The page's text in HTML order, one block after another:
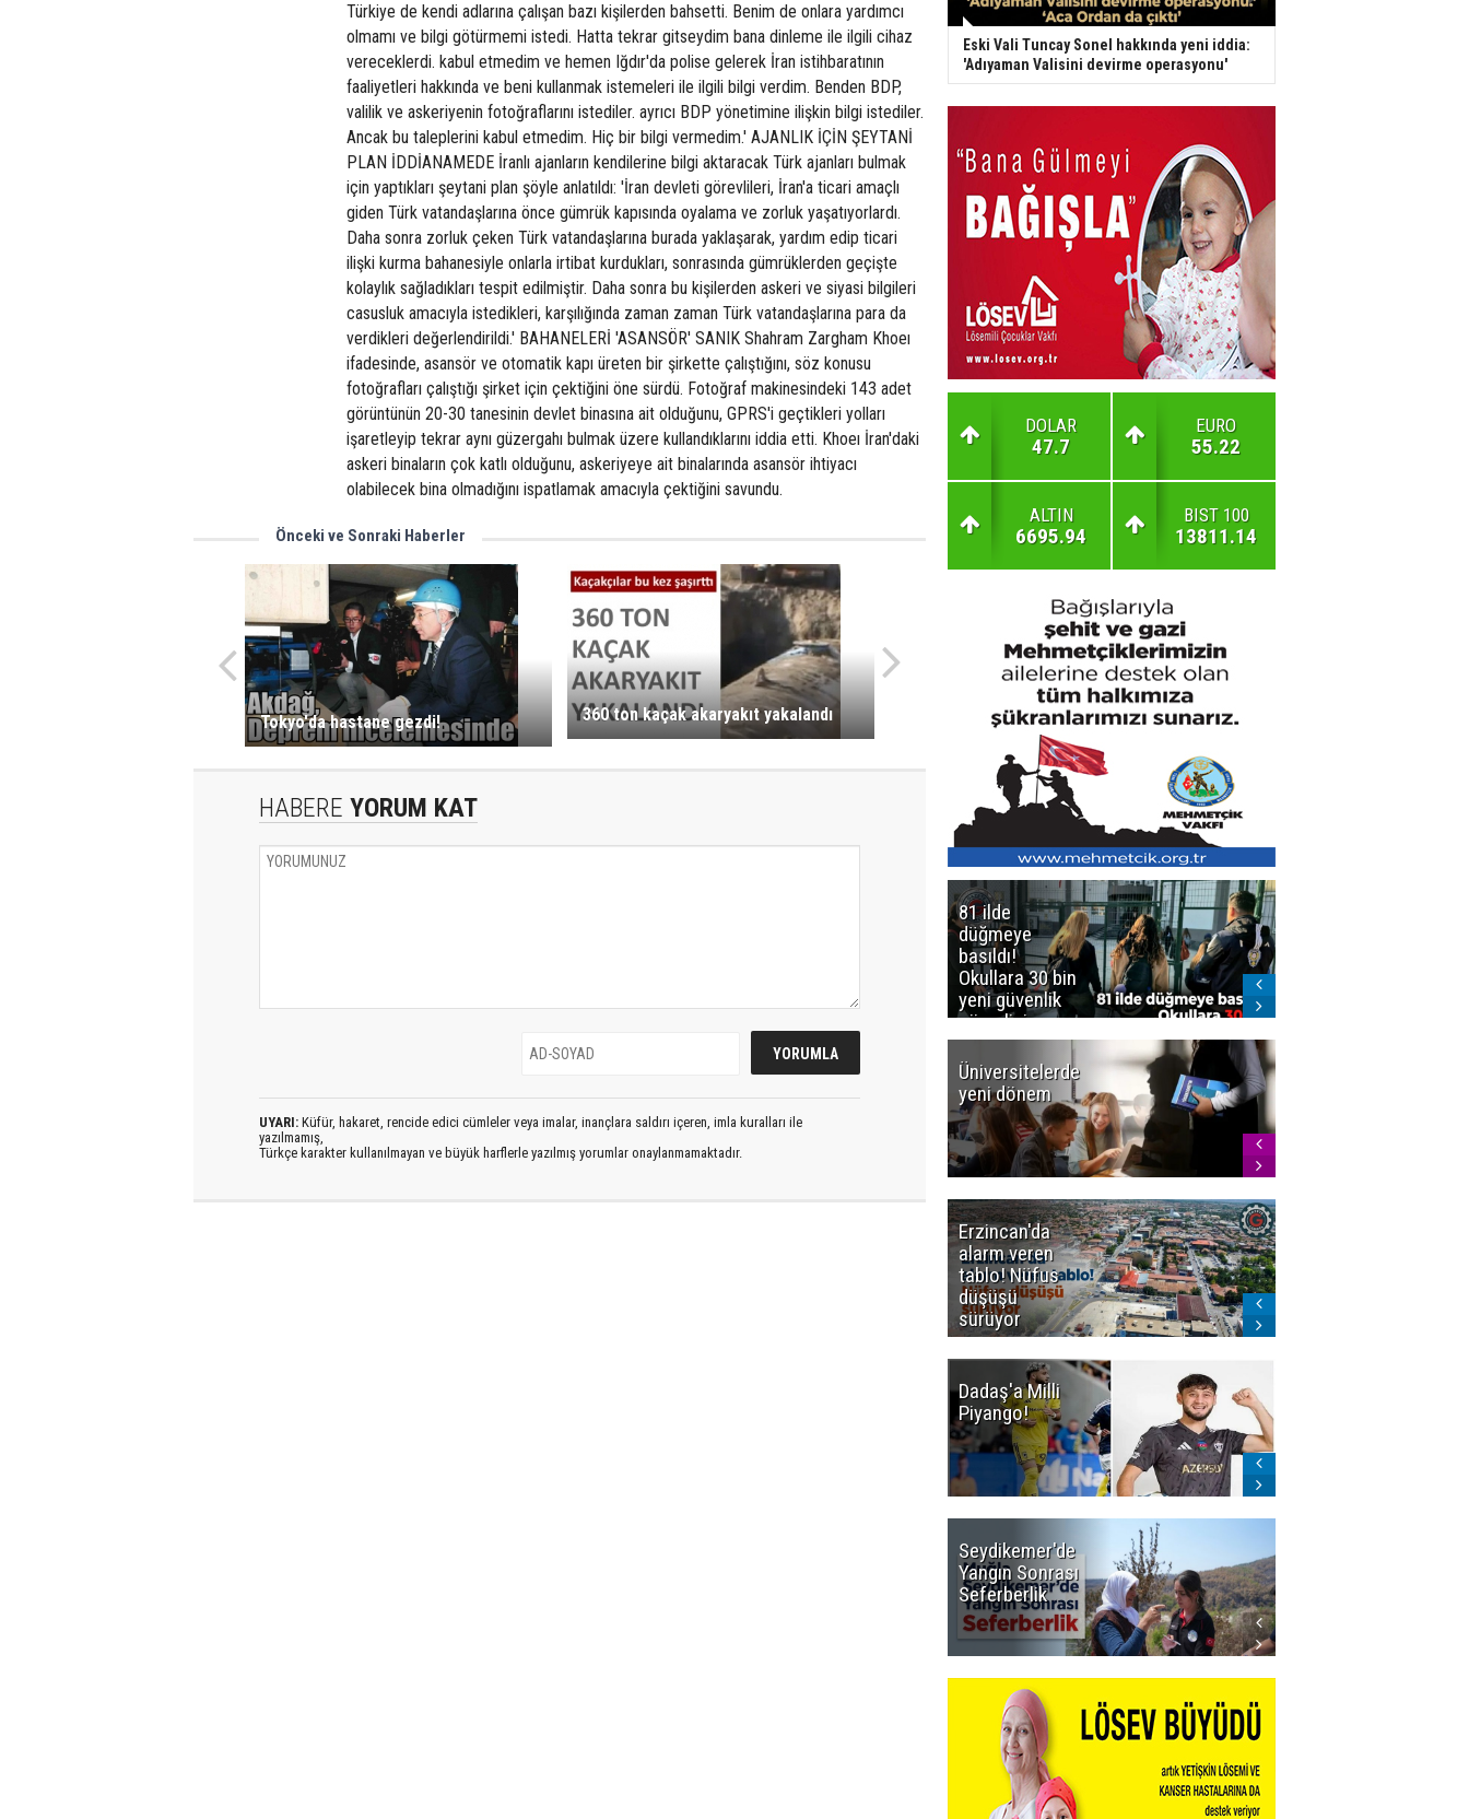
Türkiye de kendi adlarına çalışan bazı kişilerden bahsetti. Benim de onlara yardımcı
olmamı ve bilgi götürmemi istedi. Hatta tekrar gitseydim bana dinleme ile ilgili cihaz
vereceklerdi. kabul etmedim ve hemen Iğdır'da polise gelerek İran istihbaratının
faaliyetleri hakkında ve beni kullanmak istemeleri ile ilgili bilgi verdim. Benden BDP,
valilik ve askeriyenin fotoğraflarını istediler. ayrıcı BDP yönetimine ilişkin bilgi istediler.
Ancak bu taleplerini kabul etmedim. Hiç bir bilgi vermedim.' AJANLIK İÇİN ŞEYTANİ
PLAN İDDİANAMEDE İranlı ajanların kendilerine bilgi aktaracak Türk ajanları bulmak
için yaptıkları şeytani plan şöyle anlatıldı: 'İran devleti görevlileri, İran'a ticari amaçlı
giden Türk vatandaşlarına önce gümrük kapısında oyalama ve zorluk yaşatıyorlardı.
Daha sonra zorluk çeken Türk vatandaşlarına burada yaklaşarak, yardım edip ticari
ilişki kurma bahanesiyle onlarla irtibat kurdukları, sonrasında gümrüklerden geçişte
kolaylık sağladıkları tespit edilmiştir. Daha sonra bu kişilerden askeri ve siyasi bilgileri
casusluk amacıyla istedikleri, karşılığında zaman zaman Türk vatandaşlarına para da
verdikleri değerlendirildi.' BAHANELERİ 'ASANSÖR' SANIK Shahram Zargham Khoeı
ifadesinde, asansör ve otomatik kapı üreten bir şirkette çalıştığını, söz konusu
fotoğrafları çalıştığı şirket için çektiğini öne sürdü. Fotoğraf makinesindeki 143 adet
görüntünün 20-30 tanesinin devlet binasına ait olduğunu, GPRS'i geçtikleri yolları
işaretleyip tekrar aynı güzergahı bulmak üzere kullandıklarını iddia etti. Khoeı İran'daki
askeri binaların çok katlı olduğunu, askeriyeye ait binalarında asansör ihtiyacı
olabilecek bina olmadığını ispatlamak amacıyla çektiğini savundu.
Önceki ve Sonraki Haberler
Tokyo'da hastane gezdi! 360 ton kaçak akaryakıt yakalandı
HABERE YORUM KAT
UYARI: Küfür, hakaret, rencide edici cümleler veya imalar, inançlara saldırı içeren, imla kuralları ile
yazılmamış,
Türkçe karakter kullanılmayan ve büyük harflerle yazılmış yorumlar onaylanmamaktadır.
Eski Vali Tuncay Sonel hakkında yeni iddia:
'Adıyaman Valisini devirme operasyonu'
DOLAR
47.7
EURO
55.22
ALTIN
6695.94
BIST 100
13811.14
81 ilde
düğmeye
basıldı!
Okullara 30 bin
yeni güvenlik
görevlisi
Üniversitelerde
yeni dönem
Erzincan'da
alarm veren
tablo! Nüfus
düşüşü
sürüyor
Dadaş'a Milli
Piyango!
Seydikemer'de
Yangın Sonrası
Seferberlik